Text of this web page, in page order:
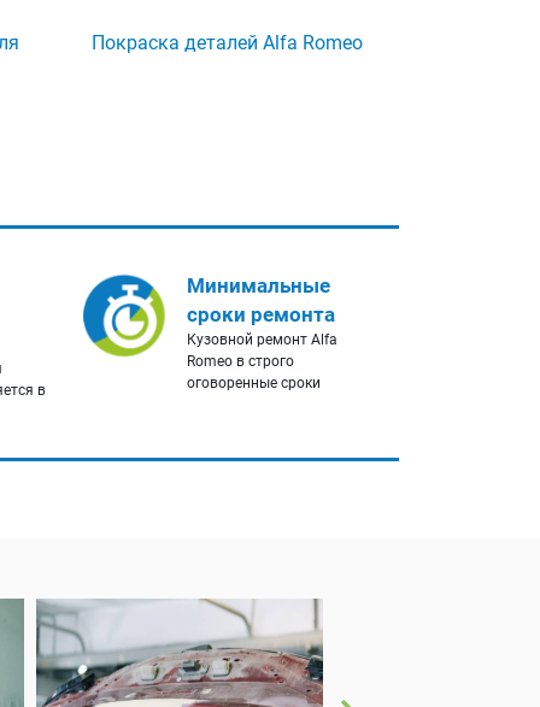
Покраска деталей Alfa Romeo
в
Минимальные
сроки ремонта
Кузовной ремонт Alfa
Romeo в строго
оговоренные сроки